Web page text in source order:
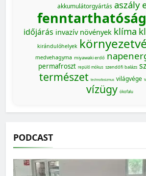
akkumulátorgyártás aszály
fenntarthatóság
időjárás invazív növények klíma
kirándulóhelyek
medvehagyma miyawaki erdő
permafroszt repülő mókus szendőfi balázs
természet technofasizmus világvége
vízügy ökofalu
PODCAST